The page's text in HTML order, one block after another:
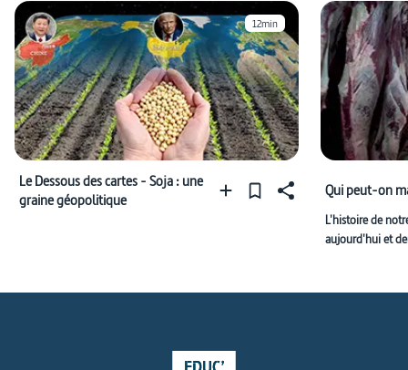
12min
Le Dessous des cartes - Soja : une
graine géopolitique
Qui peut-on
L'histoire de
aujourd'hui et